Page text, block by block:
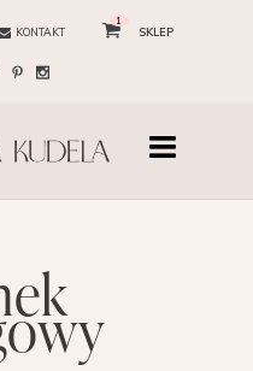
KONTAKT
1
SKLEP